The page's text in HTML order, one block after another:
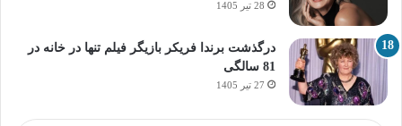
28 تیر 1405
درگذشت برندا فریکر بازیگر فیلم تنها در خانه در
81 سالگی
27 تیر 1405